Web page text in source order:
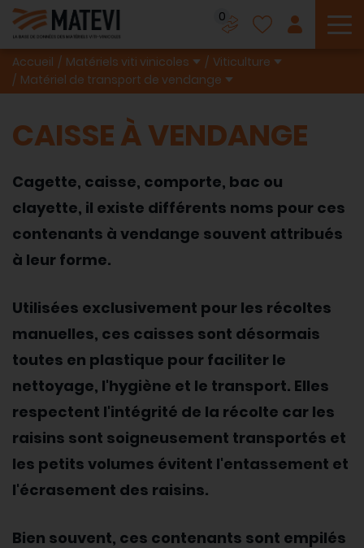
0
Accueil Matériels viti vinicoles
Viticulture
Matériel de transport de vendange
CAISSE À VENDANGE
Cagette, caisse, comporte, bac ou
clayette, il existe différents noms pour ces
contenants à vendange souvent attribués
à leur forme.
Utilisées exclusivement pour les récoltes
manuelles, ces caisses sont désormais
toutes en plastique pour faciliter le
nettoyage, l'hygiène et le transport. Elles
respectent l'intégrité de la récolte car les
raisins sont soigneusement transportés et
les petits volumes évitent l'entassement et
l'écrasement des raisins.
Bien souvent, ces contenants sont empilés